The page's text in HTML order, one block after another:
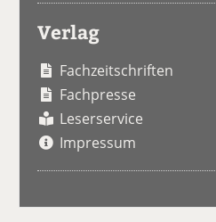
Verlag
Fachzeitschriften
Fachpresse
Leserservice
Impressum